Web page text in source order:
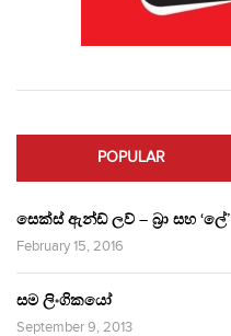
POPULAR
සෙක්ස් ඇන්ඩ් ලව් – බ්‍රා සහ ‘ලේ’
February 15, 2016
සම ලිංගිකයෝ
September 9, 2013